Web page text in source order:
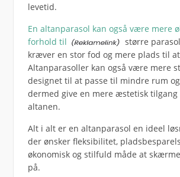
levetid.
En altanparasol kan også være mere
forhold til
større
kræver en stor fod og mere plads til
Altanparasoller kan også være mere
designet til at passe til mindre rum
dermed give en mere æstetisk tilgang
altanen.
Alt i alt er en altanparasol en ideel
der ønsker fleksibilitet,
økonomisk og stilfuld måde at
på.